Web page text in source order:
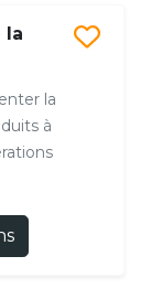
la
la
à